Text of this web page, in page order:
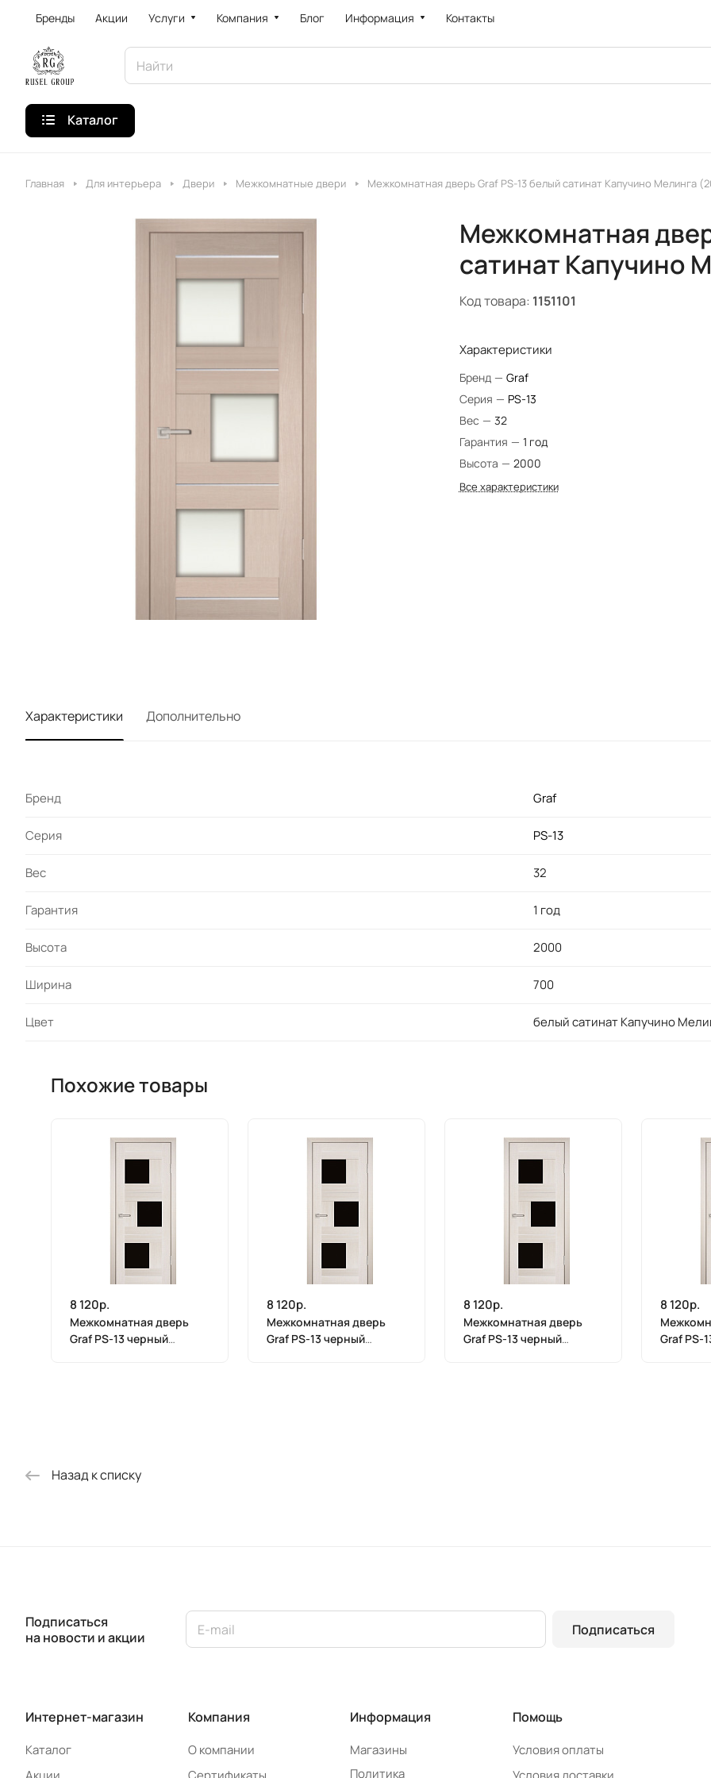
Бренды Акции Услуги Компания Блог Информация Контакты
Каталог
Главная Для интерьера Двери Межкомнатные двери Межкомнатная дверь Graf PS-13 белый сатинат Капучино Мелинга
Межкомнатная
сатинат Капучино
Код товара: 1151101
Характеристики
Бренд — Graf
Серия — PS-13
Вес — 32
Гарантия — 1 год
Высота — 2000
Все характеристики
Характеристики Дополнительно
Бренд Graf
Серия PS-13
Вес 32
Гарантия 1 год
Высота 2000
Ширина 700
Цвет белый сатинат Капучино
Похожие товары
8 120р.
Межкомнатная дверь
Graf PS-13 черный
8 120р.
Межкомнатная дверь
Graf PS-13 черный
8 120р.
Межкомнатная дверь
Graf PS-13 черный
8 120р.
Graf PS-
Назад к списку
Подписаться
на новости и акции
Подписаться
Интернет-магазин
Каталог
Компания
О компании
Информация
Магазины
Политика
Помощь
Условия оплаты